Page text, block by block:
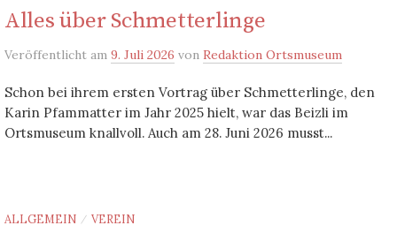
Alles über Schmetterlinge
Veröffentlicht am 9. Juli 2026 von Redaktion Ortsmuseum
Schon bei ihrem ersten Vortrag über Schmetterlinge, den
Karin Pfammatter im Jahr 2025 hielt, war das Beizli im
Ortsmuseum knallvoll. Auch am 28. Juni 2026 musst...
ALLGEMEIN / VEREIN